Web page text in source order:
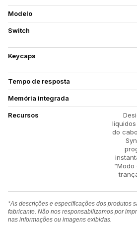
Modelo
Switch
Keycaps
Tempo de resposta
Memória integrada
Recursos
do
*As descrições e especificações dos produtos
fabricante. Não nos responsabilizamos por
nas informações ou imagens exibidas.